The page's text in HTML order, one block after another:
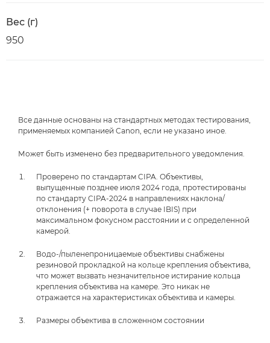
Вес (г)
950
Все данные основаны на стандартных методах тестирования,
применяемых компанией Canon, если не указано иное.
Может быть изменено без предварительного уведомления.
Проверено по стандартам CIPA. Объективы,
выпущенные позднее июля 2024 года, протестированы
по стандарту CIPA-2024 в направлениях наклона/
отклонения (+ поворота в случае IBIS) при
максимальном фокусном расстоянии и с определенной
камерой.
Водо-/пыленепроницаемые объективы снабжены
резиновой прокладкой на кольце крепления объектива,
что может вызвать незначительное истирание кольца
крепления объектива на камере. Это никак не
отражается на характеристиках объектива и камеры.
Размеры объектива в сложенном состоянии